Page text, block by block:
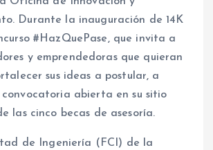
Durante la inauguración de 14K
#HazQuePase, que invita a
y emprendedoras que quieran
sus ideas a postular, a
abierta en su sitio
las cinco becas de asesoría.
de Ingeniería (FCI) de la